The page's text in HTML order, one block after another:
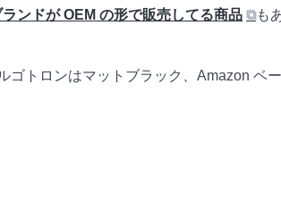
ンドが OEM の形で販売してる商品 ⧉も
トロンはマットブラック、Amazon ベ